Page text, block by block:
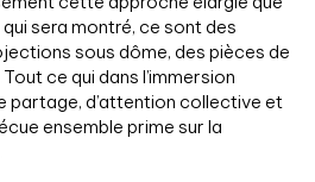
sera montré, ce sont des
sous dôme, des pièces de
ce qui dans l’immersion
partage, d’attention collective et
ensemble prime sur la